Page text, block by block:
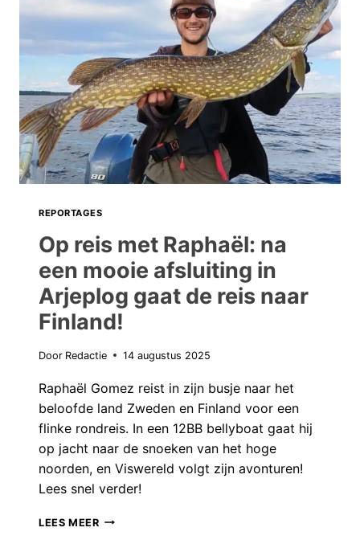
HET
VAN
DE
NACHT
LOOP
IK
TEGEN
DE
VANGST
VAN
LEVEN
AAN!
REPORTAGES
Op reis met Raphaël: na
een mooie afsluiting in
Arjeplog gaat de reis naar
Finland!
Door Redactie 14 augustus 2025
Raphaël Gomez reist in zijn busje naar het
beloofde land Zweden en Finland voor een
flinke rondreis. In een 12BB bellyboat gaat hij
op jacht naar de snoeken van het hoge
noorden, en Viswereld volgt zijn avonturen!
Lees snel verder!
LEES MEEROP